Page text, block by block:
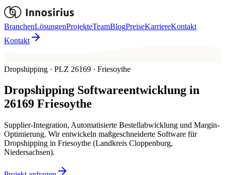
BranchenLösungenProjekteTeamBlogPreiseKarriereKontakt
Kontakt
Dropshipping · PLZ 26169 · Friesoythe
Dropshipping Softwareentwicklung in
26169 Friesoythe
Supplier-Integration, Automatisierte Bestellabwicklung und Margin-
Optimierung. Wir entwickeln maßgeschneiderte Software für
Dropshipping in Friesoythe (Landkreis Cloppenburg,
Niedersachsen).